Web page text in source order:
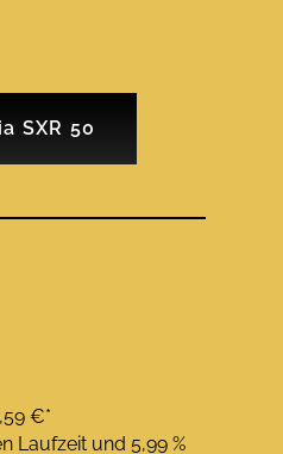
SXR 50
€*
Laufzeit und 5,99 %